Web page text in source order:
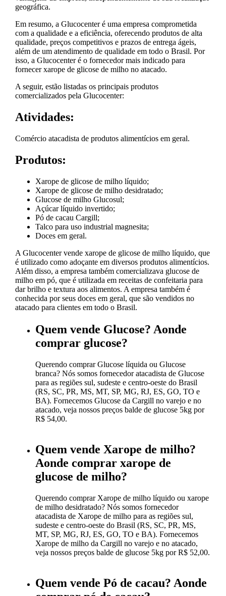
geográfica.
Em resumo, a Glucocenter é uma empresa comprometida
com a qualidade e a eficiência, oferecendo produtos de alta
qualidade, preços competitivos e prazos de entrega ágeis,
além de um atendimento de qualidade em todo o Brasil. Por
isso, a Glucocenter é o fornecedor mais indicado para
fornecer xarope de glicose de milho no atacado.
A seguir, estão listadas os principais produtos
comercializados pela Glucocenter:
Atividades:
Comércio atacadista de produtos alimentícios em geral.
Produtos:
Xarope de glicose de milho líquido;
Xarope de glicose de milho desidratado;
Glucose de milho Glucosul;
Açúcar líquido invertido;
Pó de cacau Cargill;
Talco para uso industrial magnesita;
Doces em geral.
A Glucocenter vende xarope de glicose de milho líquido, que
é utilizado como adoçante em diversos produtos alimentícios.
Além disso, a empresa também comercializava glucose de
milho em pó, que é utilizada em receitas de confeitaria para
dar brilho e textura aos alimentos. A empresa também é
conhecida por seus doces em geral, que são vendidos no
atacado para clientes em todo o Brasil.
Quem vende Glucose? Aonde
comprar glucose?
Querendo comprar Glucose líquida ou Glucose
branca? Nós somos fornecedor atacadista de Glucose
para as regiões sul, sudeste e centro-oeste do Brasil
(RS, SC, PR, MS, MT, SP, MG, RJ, ES, GO, TO e
BA). Fornecemos Glucose da Cargill no varejo e no
atacado, veja nossos preços balde de glucose 5kg por
R$ 54,00.
Quem vende Xarope de milho?
Aonde comprar xarope de
glucose de milho?
Querendo comprar Xarope de milho líquido ou xarope
de milho desidratado? Nós somos fornecedor
atacadista de Xarope de milho para as regiões sul,
sudeste e centro-oeste do Brasil (RS, SC, PR, MS,
MT, SP, MG, RJ, ES, GO, TO e BA). Fornecemos
Xarope de milho da Cargill no varejo e no atacado,
veja nossos preços balde de glucose 5kg por R$ 52,00.
Quem vende Pó de cacau? Aonde